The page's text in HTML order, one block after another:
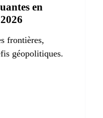
en
frontières,
géopolitiques.